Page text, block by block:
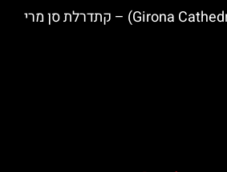
קתדרלת גירונה (Girona Cathedral) – קתדרלת סן מרי